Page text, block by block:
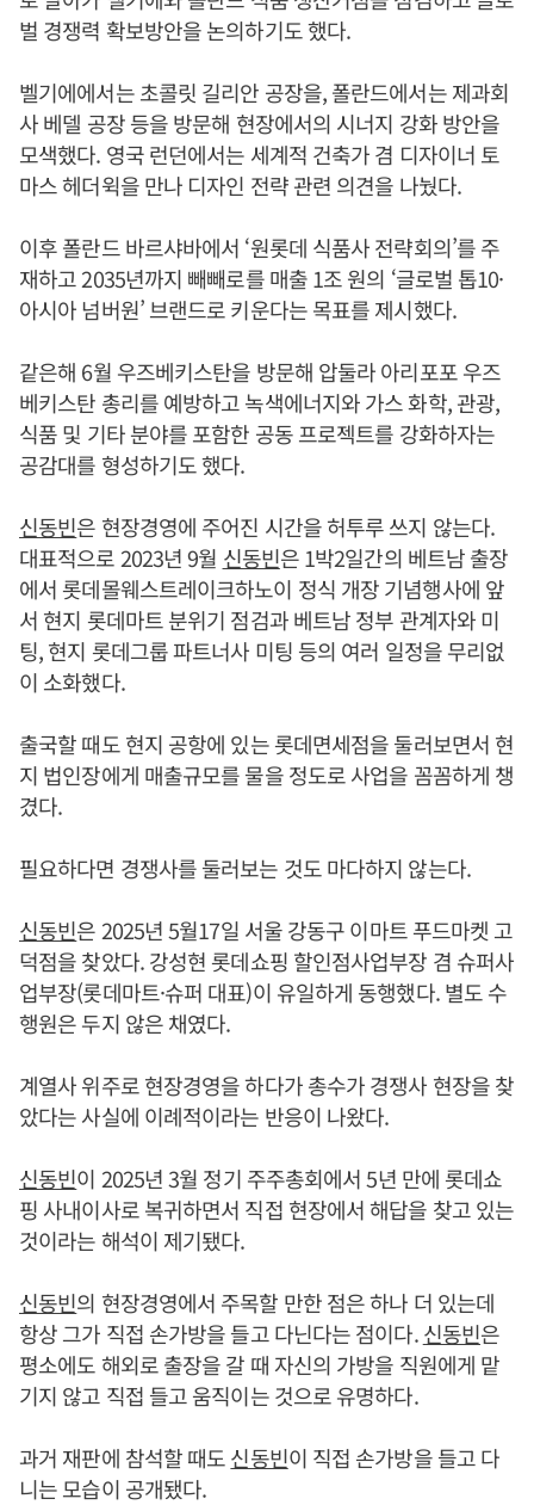
벌 경쟁력 확보방안을 논의하기도 했다.
벨기에에서는 초콜릿 길리안 공장을, 폴란드에서는 제과회
사 베델 공장 등을 방문해 현장에서의 시너지 강화 방안을
모색했다. 영국 런던에서는 세계적 건축가 겸 디자이너 토
마스 헤더윅을 만나 디자인 전략 관련 의견을 나눴다.
이후 폴란드 바르샤바에서 ‘원롯데 식품사 전략회의’를 주
재하고 2035년까지 빼빼로를 매출 1조 원의 ‘글로벌 톱10·
아시아 넘버원’ 브랜드로 키운다는 목표를 제시했다.
같은해 6월 우즈베키스탄을 방문해 압둘라 아리포포 우즈
베키스탄 총리를 예방하고 녹색에너지와 가스 화학, 관광,
식품 및 기타 분야를 포함한 공동 프로젝트를 강화하자는
공감대를 형성하기도 했다.
신동빈은 현장경영에 주어진 시간을 허투루 쓰지 않는다.
대표적으로 2023년 9월 신동빈은 1박2일간의 베트남 출장
에서 롯데몰웨스트레이크하노이 정식 개장 기념행사에 앞
서 현지 롯데마트 분위기 점검과 베트남 정부 관계자와 미
팅, 현지 롯데그룹 파트너사 미팅 등의 여러 일정을 무리없
이 소화했다.
출국할 때도 현지 공항에 있는 롯데면세점을 둘러보면서 현
지 법인장에게 매출규모를 물을 정도로 사업을 꼼꼼하게 챙
겼다.
필요하다면 경쟁사를 둘러보는 것도 마다하지 않는다.
신동빈은 2025년 5월17일 서울 강동구 이마트 푸드마켓 고
덕점을 찾았다. 강성현 롯데쇼핑 할인점사업부장 겸 슈퍼사
업부장(롯데마트·슈퍼 대표)이 유일하게 동행했다. 별도 수
행원은 두지 않은 채였다.
계열사 위주로 현장경영을 하다가 총수가 경쟁사 현장을 찾
았다는 사실에 이례적이라는 반응이 나왔다.
신동빈이 2025년 3월 정기 주주총회에서 5년 만에 롯데쇼
핑 사내이사로 복귀하면서 직접 현장에서 해답을 찾고 있는
것이라는 해석이 제기됐다.
신동빈의 현장경영에서 주목할 만한 점은 하나 더 있는데
항상 그가 직접 손가방을 들고 다닌다는 점이다.신동빈은
평소에도 해외로 출장을 갈 때 자신의 가방을 직원에게 맡
기지 않고 직접 들고 움직이는 것으로 유명하다.
과거 재판에 참석할 때도신동빈이 직접 손가방을 들고 다
니는 모습이 공개됐다.